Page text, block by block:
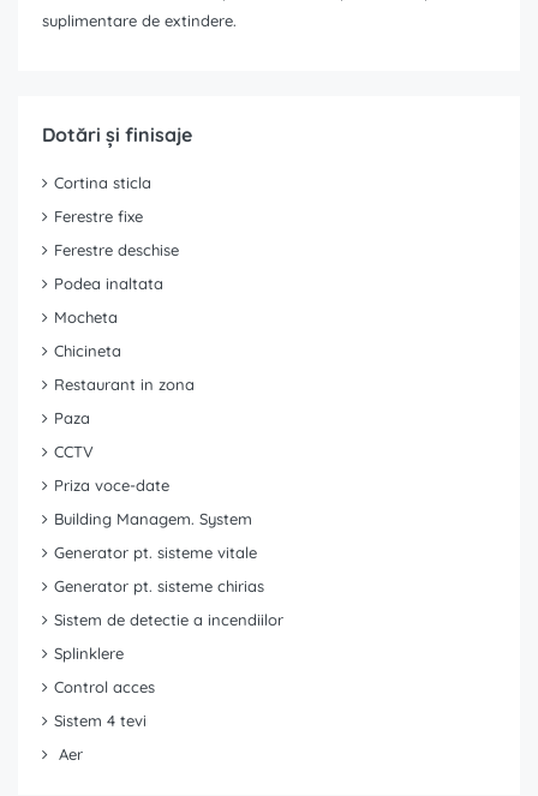
suplimentare de extindere.
Dotări și finisaje
Cortina sticla
Ferestre fixe
Ferestre deschise
Podea inaltata
Mocheta
Chicineta
Restaurant in zona
Paza
CCTV
Priza voce-date
Building Managem. System
Generator pt. sisteme vitale
Generator pt. sisteme chirias
Sistem de detectie a incendiilor
Splinklere
Control acces
Sistem 4 tevi
Aer